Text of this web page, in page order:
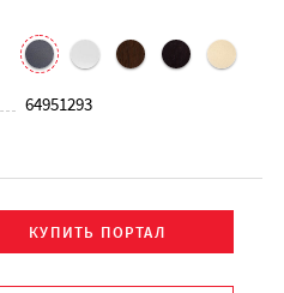
64951293